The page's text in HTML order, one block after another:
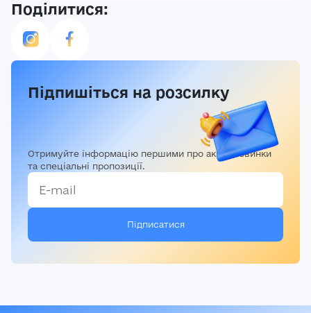
Поділитися:
Підпишіться на розсилку
Отримуйте інформацію першими про акції, новинки
та спеціальні пропозиції.